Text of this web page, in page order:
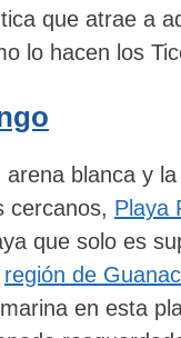
que atrae a
lo hacen los
arena blanca y
cercanos, Playa
que solo es
región de
en esta